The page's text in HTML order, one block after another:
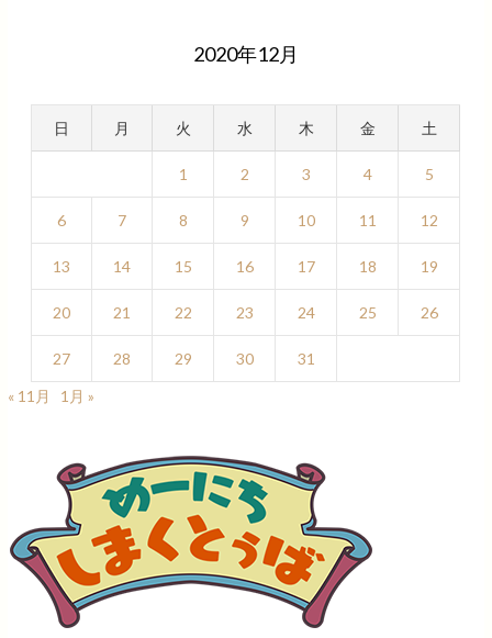
2020年12月
日 月 火 水 木 金 土
1 2 3 4 5
6 7 8 9 10 11 12
13 14 15 16 17 18 19
20 21 22 23 24 25 26
27 28 29 30
31
« 11月
1月 »